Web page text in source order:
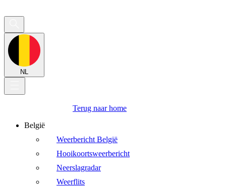
NL
Terug naar home
België
Weerbericht België
Hooikoortsweerbericht
Neerslagradar
Weerflits